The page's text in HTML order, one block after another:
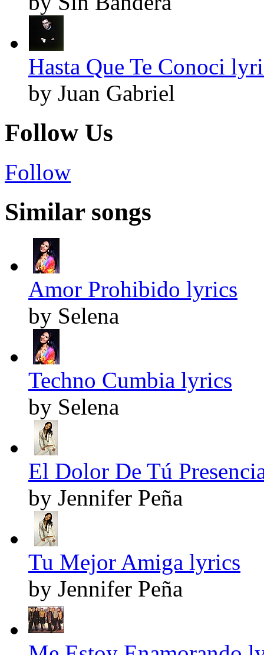
Hasta Que Te Conoci
by Juan Gabriel
Follow Us
Follow
Similar songs
Amor Prohibido lyrics
by Selena
Techno Cumbia lyrics
by Selena
El Dolor De Tú
by Jennifer Peña
Tu Mejor Amiga lyrics
by Jennifer Peña